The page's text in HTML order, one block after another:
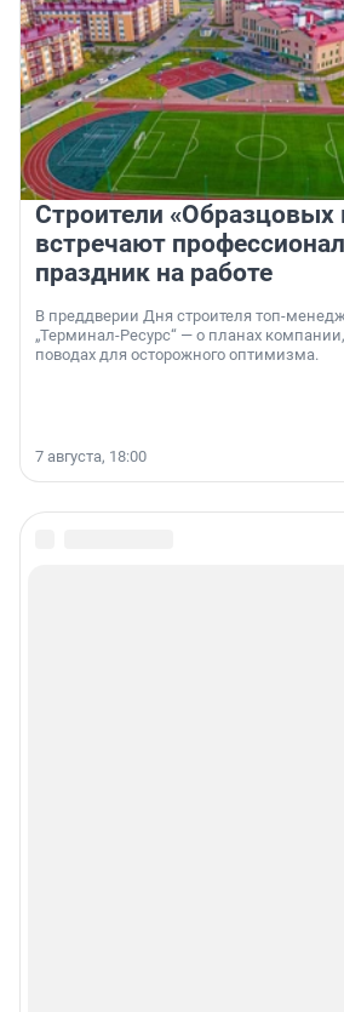
Строители «Образцовых
встречают
праздник на работе
В преддверии Дня строителя топ-
„Терминал-Ресурс“ — о планах
поводах для осторожного оптимизма.
7 августа, 18:00